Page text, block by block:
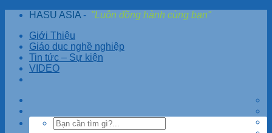
Skip
content
HASU ASIA - "Luôn đồng hành cùng bạn"
Giới Thiệu
Giáo dục nghề nghiệp
Tin tức – Sự kiện
VIDEO